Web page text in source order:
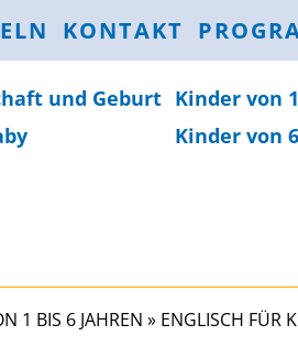
KONTAKT
und Geburt Kinder von
Kinder von
1 BIS 6 JAHREN » ENGLISCH FÜR